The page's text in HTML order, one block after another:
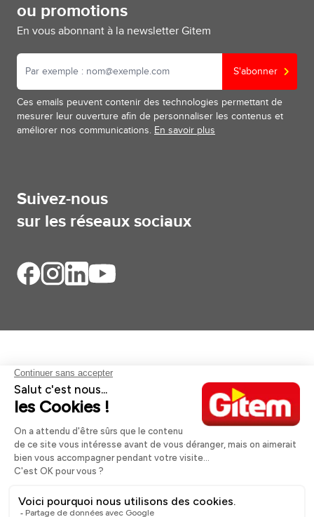
ou promotions
En vous abonnant à la newsletter Gitem
S'abonner
Ces emails peuvent contenir des technologies permettant de
mesurer leur ouverture afin de personnaliser les contenus et
améliorer nos communications. En savoir plus
Suivez-nous
sur les réseaux sociaux
Aides et informations
Services
Informations légales
A propos
Nos magasins